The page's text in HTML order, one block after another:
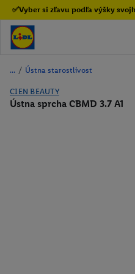
✅Vyber si zľavu podľa výšky
/ Ústna starostlivosť
CIEN BEAUTY
Ústna sprcha CBMD 3.7 A1